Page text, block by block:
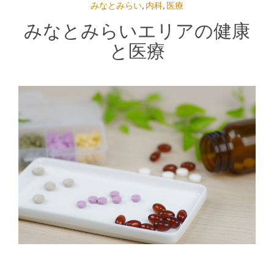
みなとみらい, 内科, 医療
みなとみらいエリアの健康
と医療